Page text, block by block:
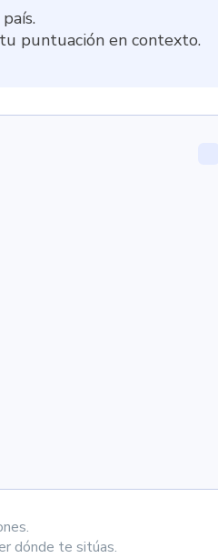
puntuación en contexto.
dónde te sitúas.